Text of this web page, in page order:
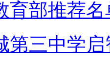
育部推荐名
第三中学